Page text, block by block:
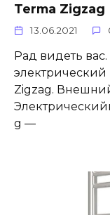
Terma Zigzag
13.06.2021
Рад видеть
электрический
Zigzag.
g —